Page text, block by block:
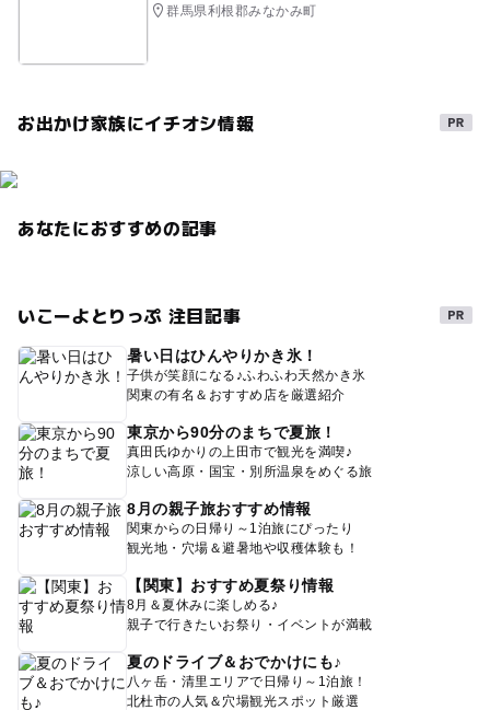
群馬県利根郡みなかみ町
お出かけ家族にイチオシ情報
あなたにおすすめの記事
いこーよとりっぷ 注目記事
暑い日はひんやりかき氷！
子供が笑顔になる♪ふわふわ天然かき氷
関東の有名＆おすすめ店を厳選紹介
東京から90分のまちで夏旅！
真田氏ゆかりの上田市で観光を満喫♪
涼しい高原・国宝・別所温泉をめぐる旅
8月の親子旅おすすめ情報
関東からの日帰り～1泊旅にぴったり
観光地・穴場＆避暑地や収穫体験も！
【関東】おすすめ夏祭り情報
8月＆夏休みに楽しめる♪
親子で行きたいお祭り・イベントが満載
夏のドライブ＆おでかけにも♪
八ヶ岳・清里エリアで日帰り～1泊旅！
北杜市の人気＆穴場観光スポット厳選